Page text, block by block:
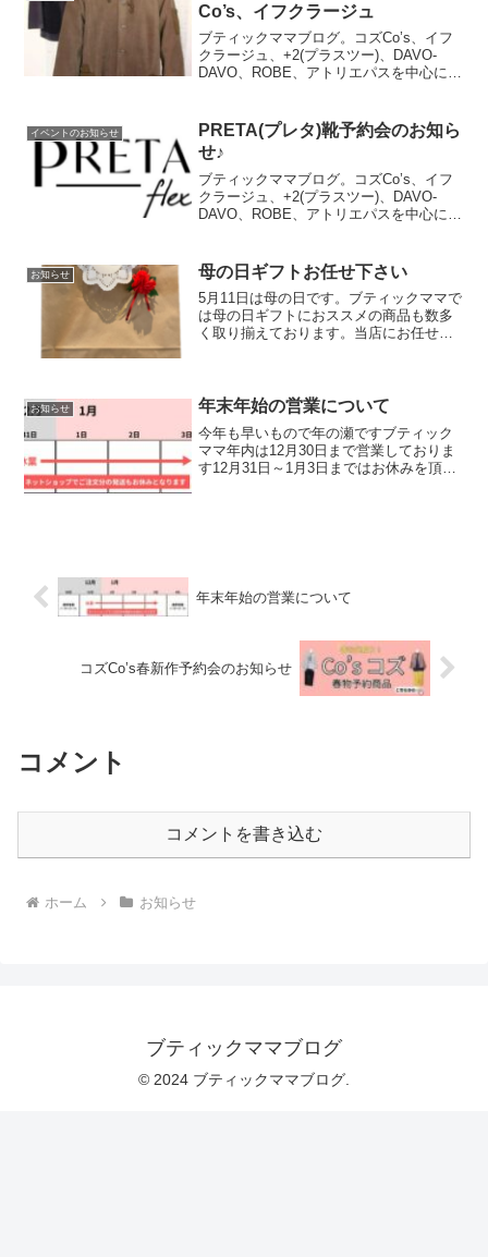
Co’s、イフクラージュ
ブティックママブログ。コズCo’s、イフ
クラージュ、+2(プラスツー)、DAVO-
DAVO、ROBE、アトリエパスを中心に大
イベントのお知らせ
PRETA(プレタ)靴予約会のお知ら
せ♪
ブティックママブログ。コズCo’s、イフ
クラージュ、+2(プラスツー)、DAVO-
DAVO、ROBE、アトリエパスを中心に大
靴予約会のお知らせです。モカシンシュ
ーズ、バレエシューズ等キレイめなお靴
がたくさん揃います
お知らせ 母の日ギフトお任せ下さい
5月11日は母の日です。ブティックママで
は母の日ギフトにおススメの商品も数多
く取り揃えております。当店にお任せ下
お知らせ 年末年始の営業について
今年も早いもので年の瀬ですブティック
ママ年内は12月30日まで営業しておりま
す12月31日～1月3日まではお休みを頂き
年末年始の営業について
コズCo’s春新作予約会のお知らせ
コメント
コメントを書き込む
ホーム お知らせ
ブティックママブログ
© 2024 ブティックママブログ.